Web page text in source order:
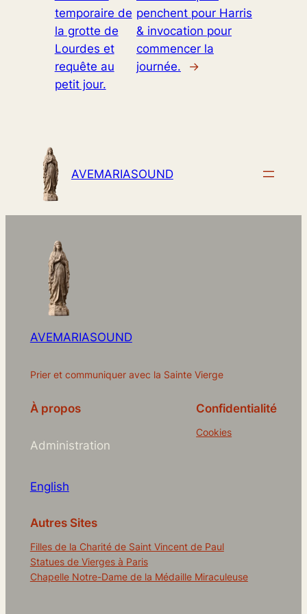
temporaire de
la grotte de
Lourdes et
requête au
petit jour.
penchent pour Harris
& invocation pour
commencer la
journée.
→
AVEMARIASOUND
AVEMARIASOUND
Prier et communiquer avec la Sainte Vierge
À propos
Administration
English
Confidentialité
Cookies
Autres Sites
Filles de la Charité de Saint Vincent de Paul
Statues de Vierges à Paris
Chapelle Notre-Dame de la Médaille Miraculeuse